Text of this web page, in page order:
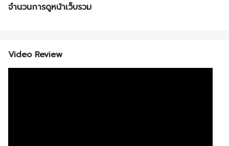
จำนวนการดูหน้าเว็บรวม
Video Review